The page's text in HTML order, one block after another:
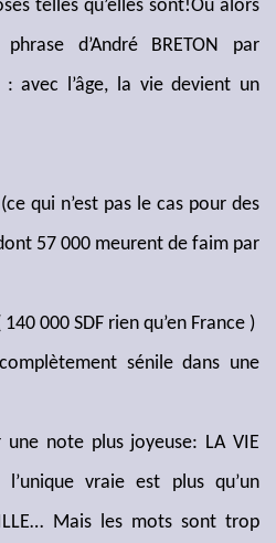
telles qu’elles sont!Ou alors
d’André BRETON par
avec l’âge, la vie devient un
qui n’est pas le cas pour des
57 000 meurent de faim par
000 SDF rien qu’en France )
sénile dans une
note plus joyeuse: LA VIE
l’unique vraie est plus qu’un
Mais les mots sont trop